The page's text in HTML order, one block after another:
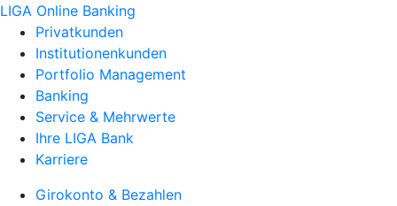
LIGA Online Banking
Privatkunden
Institutionenkunden
Portfolio Management
Banking
Service & Mehrwerte
Ihre LIGA Bank
Karriere
Girokonto & Bezahlen